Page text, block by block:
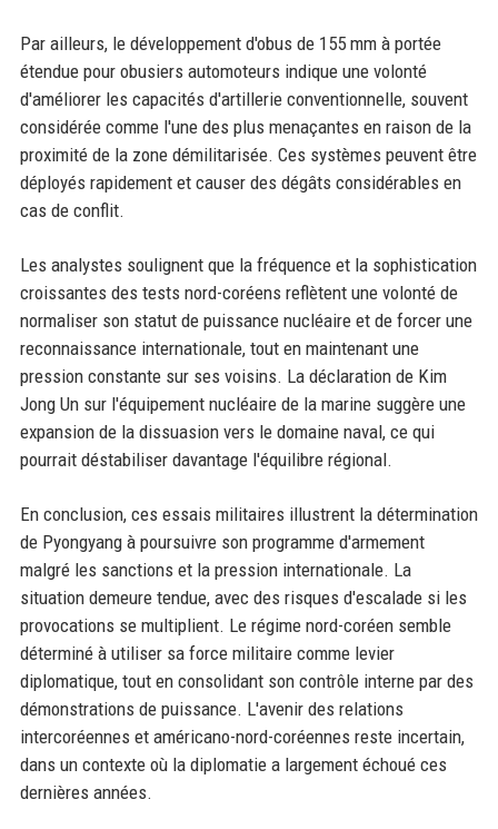
Par ailleurs, le développement d'obus de 155 mm à portée
étendue pour obusiers automoteurs indique une volonté
d'améliorer les capacités d'artillerie conventionnelle, souvent
considérée comme l'une des plus menaçantes en raison de la
proximité de la zone démilitarisée. Ces systèmes peuvent être
déployés rapidement et causer des dégâts considérables en
cas de conflit.
Les analystes soulignent que la fréquence et la sophistication
croissantes des tests nord-coréens reflètent une volonté de
normaliser son statut de puissance nucléaire et de forcer une
reconnaissance internationale, tout en maintenant une
pression constante sur ses voisins. La déclaration de Kim
Jong Un sur l'équipement nucléaire de la marine suggère une
expansion de la dissuasion vers le domaine naval, ce qui
pourrait déstabiliser davantage l'équilibre régional.
En conclusion, ces essais militaires illustrent la détermination
de Pyongyang à poursuivre son programme d'armement
malgré les sanctions et la pression internationale. La
situation demeure tendue, avec des risques d'escalade si les
provocations se multiplient. Le régime nord-coréen semble
déterminé à utiliser sa force militaire comme levier
diplomatique, tout en consolidant son contrôle interne par des
démonstrations de puissance. L'avenir des relations
intercoréennes et américano-nord-coréennes reste incertain,
dans un contexte où la diplomatie a largement échoué ces
dernières années.